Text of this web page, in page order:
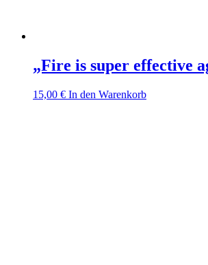
„Fire is super effective
15,00 € In den Warenkorb